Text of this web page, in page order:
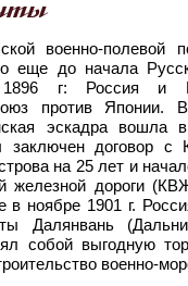
военно-полевой
еще до начала
г: Россия и
против Японии.
эскадра
заключен договор с
на 25 лет и
железной дороги
в ноябре 1901 г.
Далянвань
собой выгодную
военно-